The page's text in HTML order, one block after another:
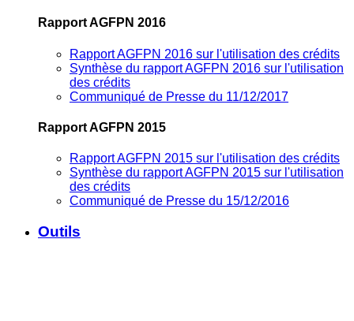
Rapport AGFPN 2016
Rapport AGFPN 2016 sur l'utilisation des crédits
Synthèse du rapport AGFPN 2016 sur l'utilisation
des crédits
Communiqué de Presse du 11/12/2017
Rapport AGFPN 2015
Rapport AGFPN 2015 sur l'utilisation des crédits
Synthèse du rapport AGFPN 2015 sur l'utilisation
des crédits
Communiqué de Presse du 15/12/2016
Outils